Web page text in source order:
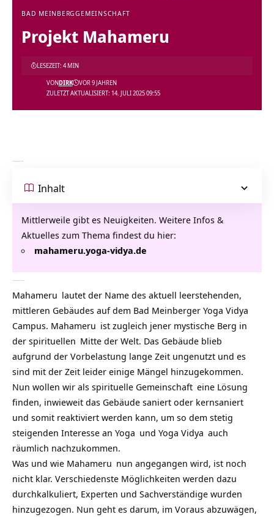
BAD MEINBERGGEMEINSCHAFT
Projekt Mahameru
ZULETZT AKTUALISIERT: 14. JULI 2025 09:55
VONDIRK VOR 9 JAHREN
LESEZEIT: 4 MIN
—-
Inhalt
Mittlerweile gibt es Neuigkeiten. Weitere Infos &
Aktuelles zum Thema findest du hier:
mahameru.yoga-vidya.de
—–
Mahameru lautet der Name des aktuell leerstehenden,
mittleren Gebäudes auf dem Bad Meinberger Yoga Vidya
Campus. Mahameru ist zugleich jener mystische Berg in
der spirituellen Mitte der Welt. Das Gebäude blieb
aufgrund der Vorbelastung lange Zeit ungenutzt und es
sind mit der Zeit leider einige Mängel hinzugekommen.
Nun wollen wir als spirituelle Gemeinschaft eine Lösung
finden, inwieweit das Gebäude saniert oder kernsaniert
und somit reaktiviert werden kann, um so dem stetig
steigenden Interesse an Yoga und Yoga Vidya auch
räumlich nachzukommen.
Was und wie Mahameru nun angegangen wird, ist noch
nicht klar. Verschiedenste Möglichkeiten werden dazu
durchkalkuliert, Experten und Sachverständige wurden
hinzugezogen. Nun geht es darum, im Voraus abzuwägen,